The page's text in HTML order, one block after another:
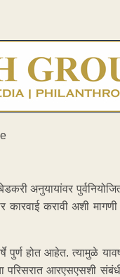
अनुयायांवर
कारवाई करावी अशी
पुर्ण होत आहेत. त्यामुळे
परिसरात आरएसएसशी